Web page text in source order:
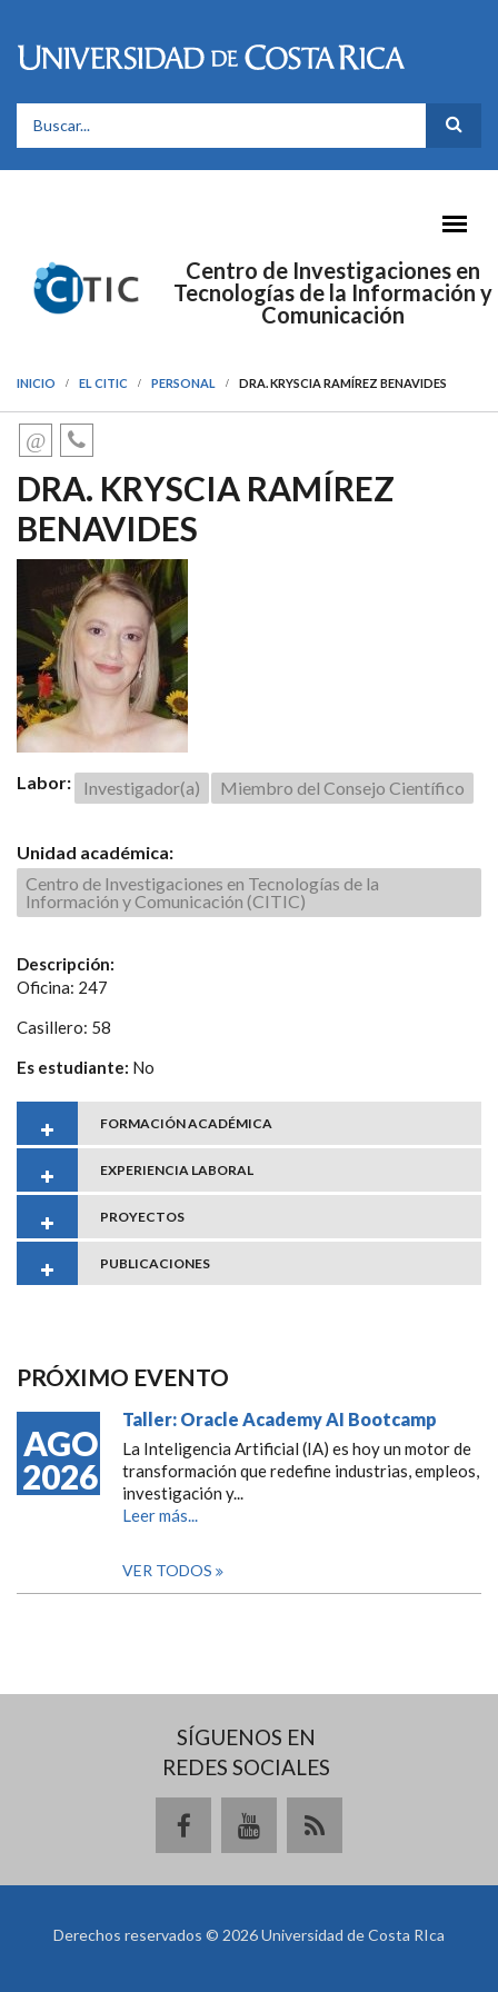
FORMULARIO DE BÚSQUEDA
Centro de Investigaciones en
Tecnologías de la Información y
Comunicación
INICIO EL CITIC PERSONAL DRA. KRYSCIA RAMÍREZ BENAVIDES
DRA. KRYSCIA RAMÍREZ
BENAVIDES
Labor: Investigador(a) Miembro del Consejo Científico
Unidad académica:
Centro de Investigaciones en Tecnologías de la
Información y Comunicación (CITIC)
Descripción:
Oficina: 247
Casillero: 58
Es estudiante: No
FORMACIÓN ACADÉMICA
EXPERIENCIA LABORAL
PROYECTOS
PUBLICACIONES
PRÓXIMO EVENTO
AGO
2026
Taller: Oracle Academy AI Bootcamp
La Inteligencia Artificial (IA) es hoy un motor de
transformación que redefine industrias, empleos,
investigación y...
Leer más...
VER TODOS
SÍGUENOS EN
REDES SOCIALES
Derechos reservados © 2026 Universidad de Costa RIca